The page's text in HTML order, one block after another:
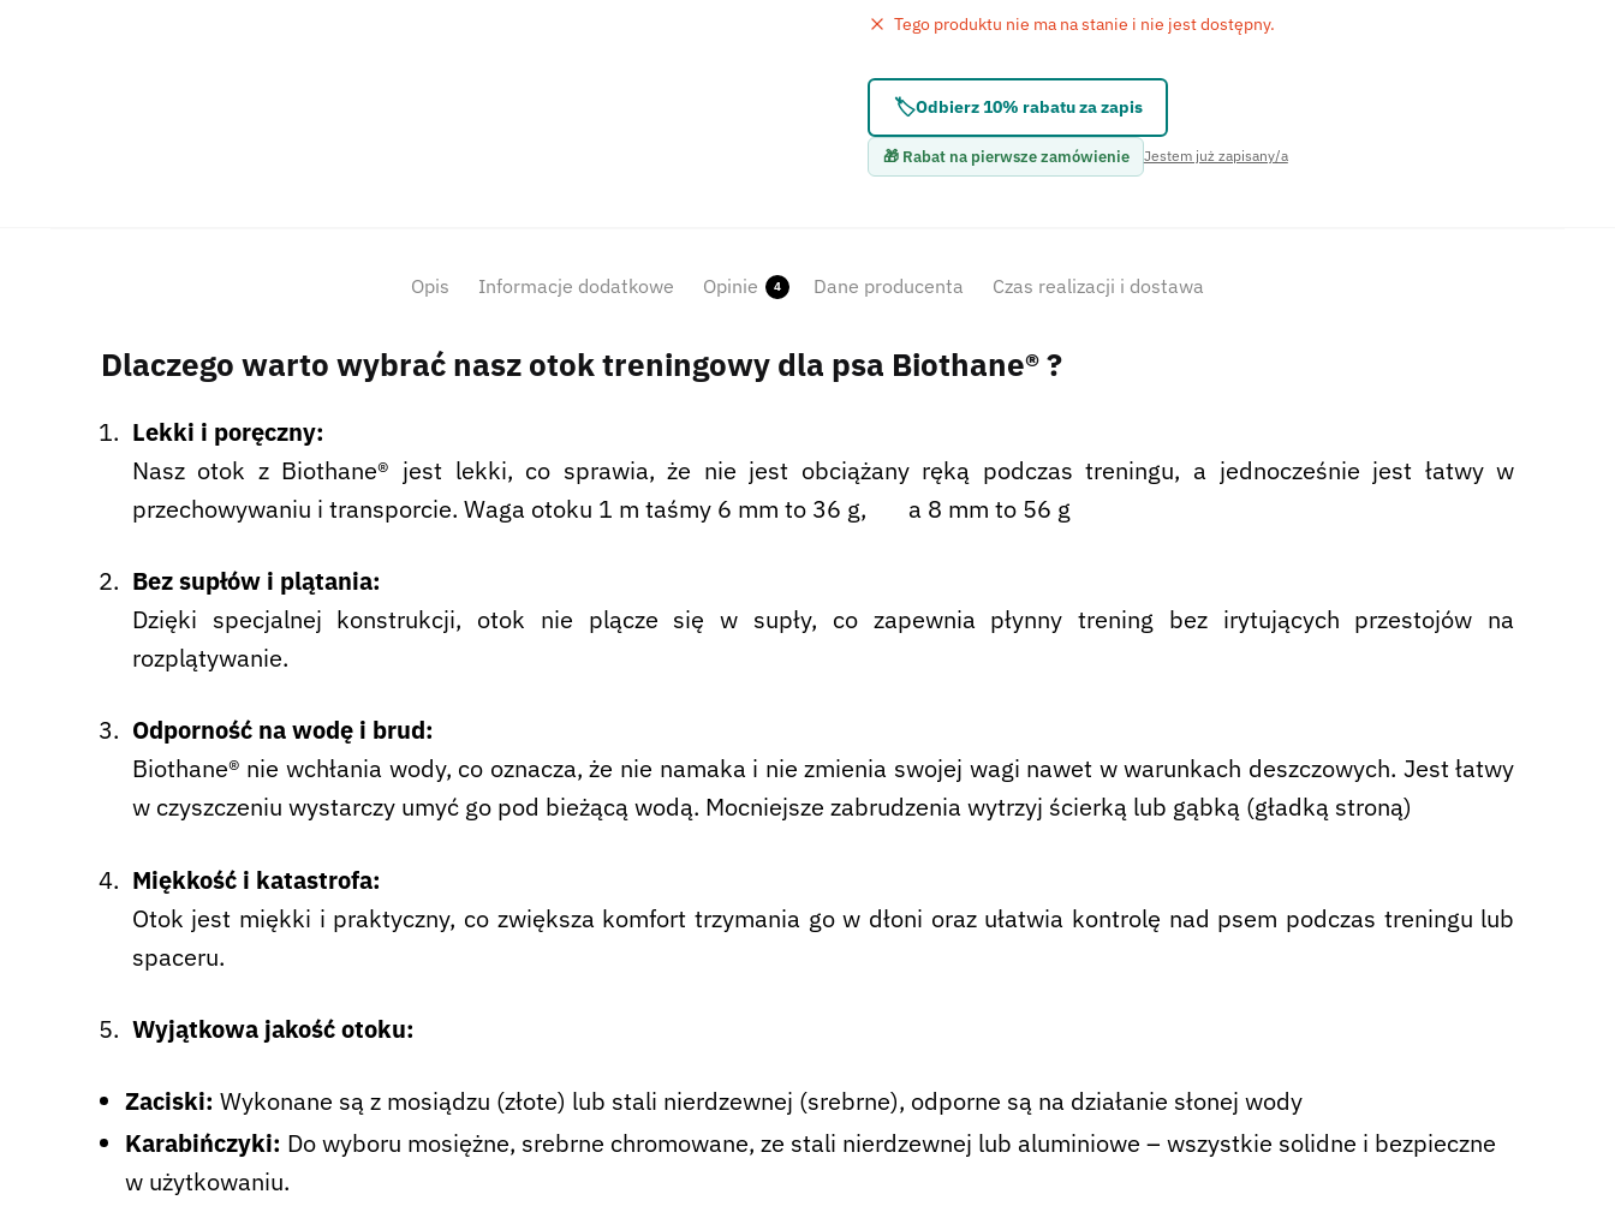
Tego produktu nie ma na stanie i nie jest dostępny.
🏷️Odbierz 10% rabatu za zapis
🎁 Rabat na pierwsze zamówienie Jestem już zapisany/a
Opis Informacje dodatkowe Opinie 4 Dane producenta Czas realizacji i dostawa
Dlaczego warto wybrać nasz otok treningowy dla psa Biothane®?
Lekki i poręczny:
Nasz otok z Biothane® jest lekki, co sprawia, że ​​nie jest obciążany ręką podczas treningu, a jednocześnie jest łatwy w
przechowywaniu i transporcie. Waga otoku 1 m taśmy 6 mm to 36 g, a 8 mm to 56 g
Bez supłów i plątania:
Dzięki specjalnej konstrukcji, otok nie plącze się w supły, co zapewnia płynny trening bez irytujących przestojów na
rozplątywanie.
Odporność na wodę i brud:
Biothane® nie wchłania wody, co oznacza, że ​​nie namaka i nie zmienia swojej wagi nawet w warunkach deszczowych. Jest łatwy
w czyszczeniu wystarczy umyć go pod bieżącą wodą. Mocniejsze zabrudzenia wytrzyj ścierką lub gąbką (gładką stroną)
Miękkość i katastrofa:
Otok jest miękki i praktyczny, co zwiększa komfort trzymania go w dłoni oraz ułatwia kontrolę nad psem podczas treningu lub
spaceru.
Wyjątkowa jakość otoku:
Zaciski: Wykonane są z mosiądzu (złote) lub stali nierdzewnej (srebrne), odporne są na działanie słonej wody
Karabińczyki: Do wyboru mosiężne, srebrne chromowane, ze stali nierdzewnej lub aluminiowe – wszystkie solidne i bezpieczne
w użytkowaniu.